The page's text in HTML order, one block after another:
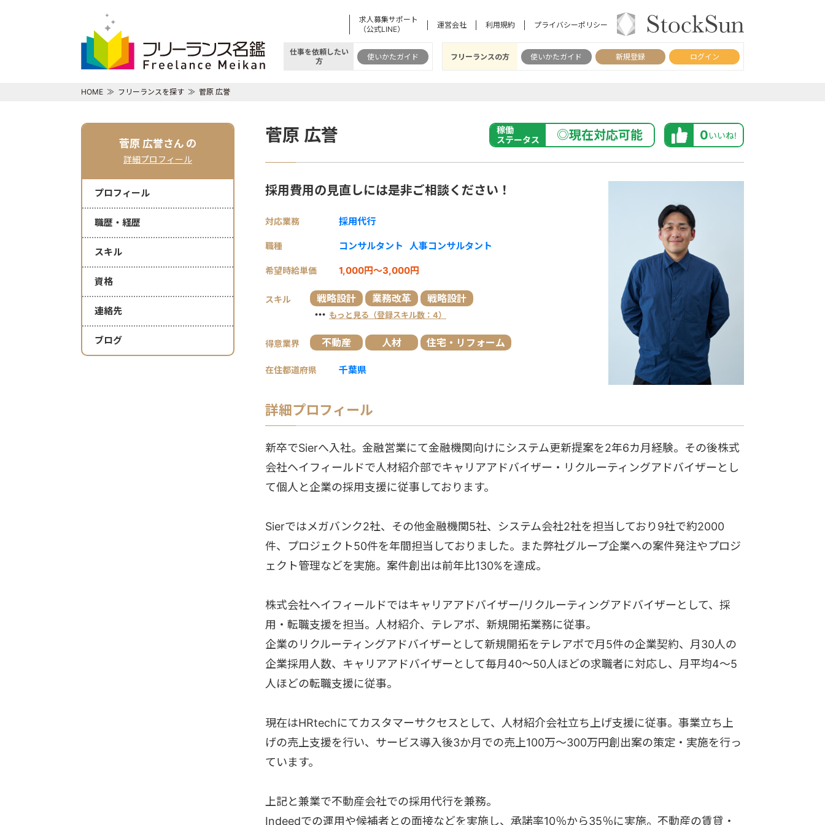
求人募集サポート
（公式LINE）
運営会社 利用規約 プライバシーポリシー
仕事を依頼したい
方
使いかたガイド フリーランスの方 使いかたガイド 新規登録 ログイン
HOME フリーランスを探す 菅原 広誉
菅原 広誉さん の
詳細プロフィール
プロフィール
職歴・経歴
スキル
資格
連絡先
ブログ
菅原 広誉
稼働
ステータス
◎現在対応可能 0いいね!
採用費用の見直しには是非ご相談ください！
対応業務 採用代行
職種 コンサルタント 人事コンサルタント
希望時給単価 1,000円～3,000円
スキル 戦略設計 業務改革 戦略設計
・・・ もっと見る（登録スキル数：4）
得意業界 不動産 人材 住宅・リフォーム
在住都道府県 千葉県
詳細プロフィール
新卒でSierへ入社。金融営業にて金融機関向けにシステム更新提案を2年6カ月経験。その後株式
会社ヘイフィールドで人材紹介部でキャリアアドバイザー・リクルーティングアドバイザーとし
て個人と企業の採用支援に従事しております。
Sierではメガバンク2社、その他金融機関5社、システム会社2社を担当しており9社で約2000
件、プロジェクト50件を年間担当しておりました。また弊社グループ企業への案件発注やプロジ
ェクト管理などを実施。案件創出は前年比130%を達成。
株式会社ヘイフィールドではキャリアアドバイザー/リクルーティングアドバイザーとして、採
用・転職支援を担当。人材紹介、テレアポ、新規開拓業務に従事。
企業のリクルーティングアドバイザーとして新規開拓をテレアポで月5件の企業契約、月30人の
企業採用人数、キャリアアドバイザーとして毎月40〜50人ほどの求職者に対応し、月平均4〜5
人ほどの転職支援に従事。
現在はHRtechにてカスタマーサクセスとして、人材紹介会社立ち上げ支援に従事。事業立ち上
げの売上支援を行い、サービス導入後3か月での売上100万～300万円創出案の策定・実施を行っ
ています。
上記と兼業で不動産会社での採用代行を兼務。
Indeedでの運用や候補者との面接などを実施し、承諾率10％から35％に実施。不動産の賃貸・